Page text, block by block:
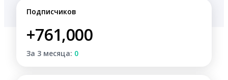
Подписчиков
+761,000
За 3 месяца: 0